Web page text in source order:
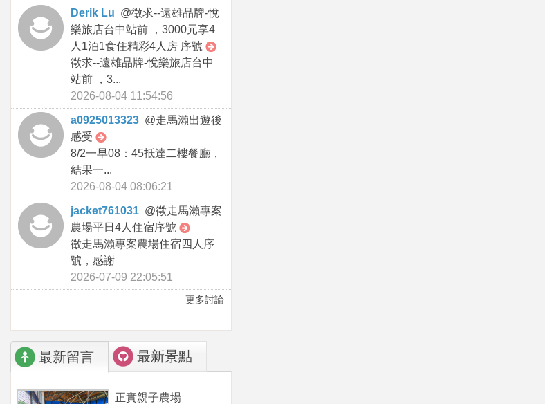
Derik Lu @徵求--遠雄品牌-悅
樂旅店台中站前 ，3000元享4
人1泊1食住精彩4人房 序號
徵求--遠雄品牌-悅樂旅店台中
站前 ，3...
2026-08-04 11:54:56
a0925013323 @走馬瀨出遊後
感受
8/2一早08：45抵達二樓餐廳，
結果一...
2026-08-04 08:06:21
jacket761031 @徵走馬瀨專案
農場平日4人住宿序號
徵走馬瀨專案農場住宿四人序
號，感謝
2026-07-09 22:05:51
更多討論
最新留言 最新景點
正實親子農場